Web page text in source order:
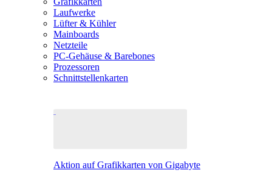
Laufwerke
Lüfter & Kühler
Mainboards
Netzteile
PC-Gehäuse & Barebones
Prozessoren
Schnittstellenkarten
Aktion auf Grafikkarten von Gigabyte